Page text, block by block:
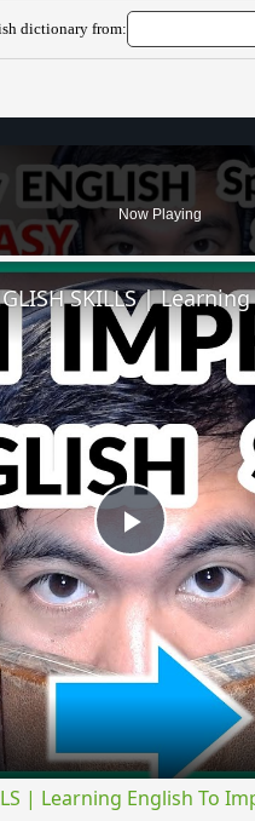
dictionary from:
Now Playing
Play
Video
| Learning English To